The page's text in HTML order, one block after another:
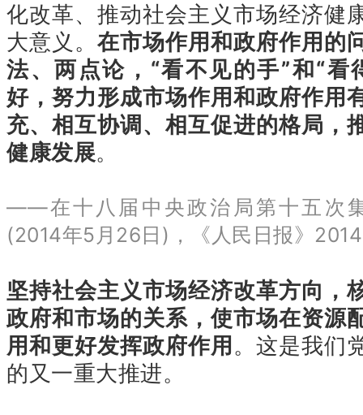
化改革、推动社会主义市场经济健
大意义。在市场作用和政府作用的
法、两点论，“看不见的手”和“看
好，努力形成市场作用和政府作用
充、相互协调、相互促进的格局，
健康发展。
——在十八届中央政治局第十五次
(2014年5月26日)，《人民日报》
坚持社会主义市场经济改革方向，
政府和市场的关系，使市场在资源
用和更好发挥政府作用 。这是我们
的又一重大推进。